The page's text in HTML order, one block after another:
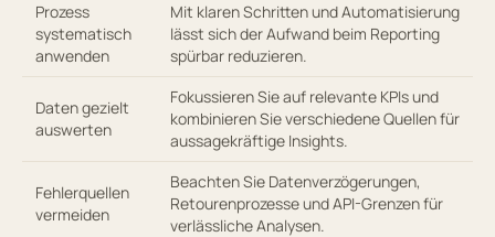
Prozess
systematisch
anwenden
Mit klaren Schritten und Automatisierung
lässt sich der Aufwand beim Reporting
spürbar reduzieren.
Daten gezielt
auswerten
Fokussieren Sie auf relevante KPIs und
kombinieren Sie verschiedene Quellen für
aussagekräftige Insights.
Fehlerquellen
vermeiden
Beachten Sie Datenverzögerungen,
Retourenprozesse und API-Grenzen für
verlässliche Analysen.